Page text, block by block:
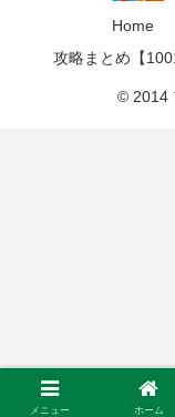
Home
攻略まとめ【
© 2014
メニュー ホーム